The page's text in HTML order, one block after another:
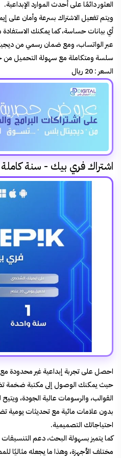
العثور دائمًا على أحدث الموارد الإبداعية.
ويتم تفعيل الاشتراك بسرعة وأمان على
أي بيانات حساسة، كما يمكنك
عبر الواتساب، ومع ضمان رسمي من
سلسة ومتكاملة مع سهولة التحميل
السعر :
اشتراك فري بيك - سنة كاملة
احصل على تجربة إبداعية غير محدودة
حيث يمكنك الوصول إلى مكتبة ضخمة تضم
بدون علامات مائية مع تحديثات يومية
احتياجاتك التصميمية.
كما يتميز بسهولة البحث، دعم
مختلف الأجهزة، وهذا ما يجعله مثاليًا